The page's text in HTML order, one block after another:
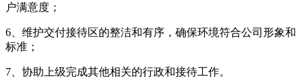
户满意度；
6、维护交付接待区的整洁和有序，确保环境符合公司形象和
标准；
7、协助上级完成其他相关的行政和接待工作。